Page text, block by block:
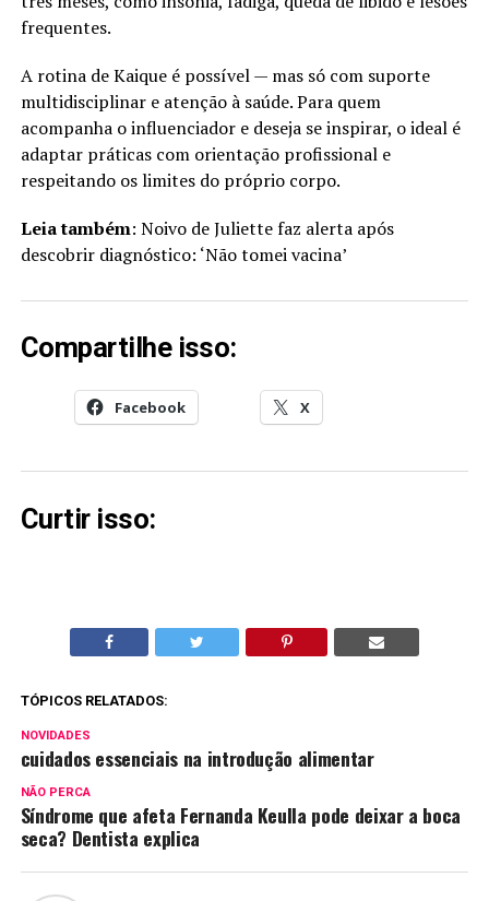
frequentes.
A rotina de Kaique é possível — mas só com suporte
multidisciplinar e atenção à saúde. Para quem
acompanha o influenciador e deseja se inspirar, o ideal é
adaptar práticas com orientação profissional e
respeitando os limites do próprio corpo.
Leia também: Noivo de Juliette faz alerta após
descobrir diagnóstico: ‘Não tomei vacina’
Compartilhe isso:
Facebook X
Curtir isso:
TÓPICOS RELATADOS:
NOVIDADES
cuidados essenciais na introdução alimentar
NÃO PERCA
Síndrome que afeta Fernanda Keulla pode deixar a boca
seca? Dentista explica